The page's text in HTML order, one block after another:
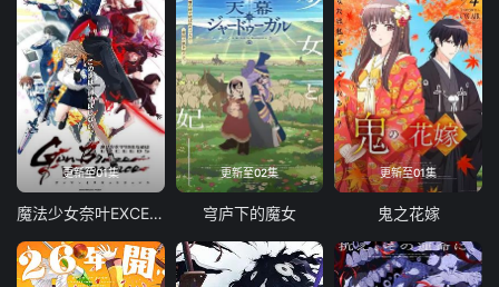
更新至01集
魔法少女奈叶EXCEEDSGunBlazeVengeance
更新至02集
穹庐下的魔女
更新至01集
鬼之花嫁